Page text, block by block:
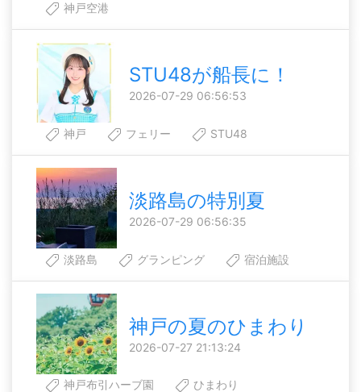
神戸空港
STU48が船長に！
2026-07-29 06:56:53
神戸 フェリー STU48
淡路島の特別夏
2026-07-29 06:56:35
淡路島 グランピング 宿泊施設
神戸の夏のひまわり
2026-07-27 21:13:24
神戸布引ハーブ園 ひまわり